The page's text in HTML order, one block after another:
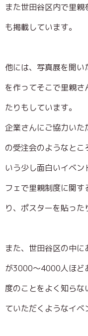
また世田谷区内で里
も掲載しています。
他には、写真展を開い
を作ってそこで里親
たりもしています。
企業さんにご協力い
の受注会のようなと
いう少し面白いイベ
フェで里親制度に関
り、ポスターを貼った
また、世田谷区の中
が3000～4000人ほど
度のことをよく知ら
ていただくようなイベ